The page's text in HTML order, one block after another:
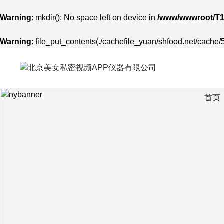
Warning: mkdir(): No space left on device in /www/wwwroot/
Warning: file_put_contents(./cachefile_yuan/shfood.net/
首页